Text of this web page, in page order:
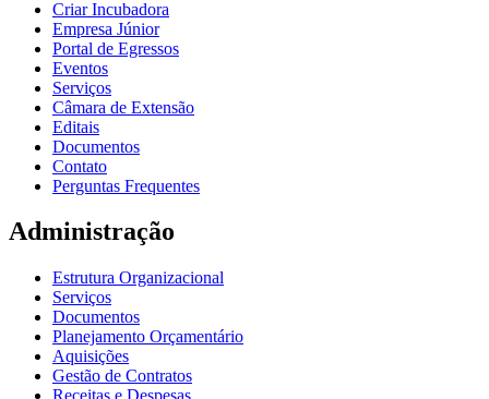
Criar Incubadora
Empresa Júnior
Portal de Egressos
Eventos
Serviços
Câmara de Extensão
Editais
Documentos
Contato
Perguntas Frequentes
Administração
Estrutura Organizacional
Serviços
Documentos
Planejamento Orçamentário
Aquisições
Gestão de Contratos